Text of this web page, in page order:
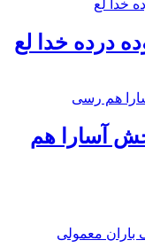
درده خدا لع
آسارا هم